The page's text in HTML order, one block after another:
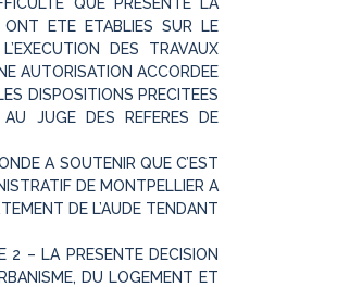
ONT ETE ETABLIES SUR LE
DES TRAVAUX
AUTORISATION ACCORDEE
DISPOSITIONS PRECITEES
JUGE DES REFERES DE
A SOUTENIR QUE C’EST
DE MONTPELLIER A
DE L’AUDE TENDANT
2 – LA PRESENTE DECISION
DU LOGEMENT ET